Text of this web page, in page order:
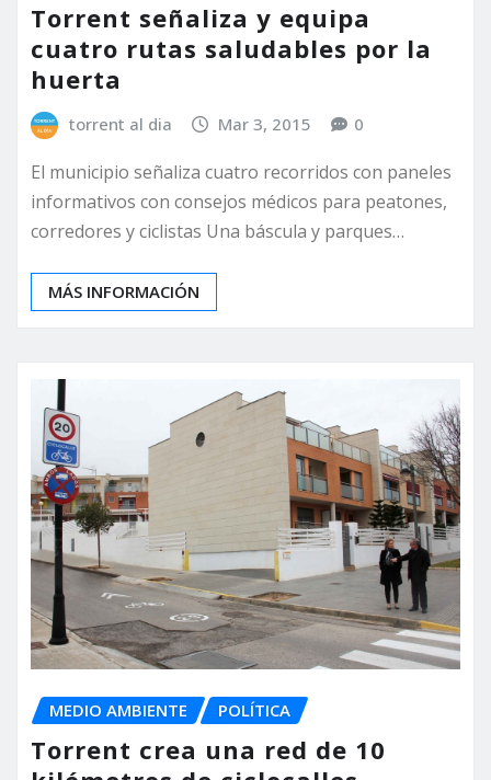
Torrent señaliza y equipa
cuatro rutas saludables por la
huerta
torrent al dia Mar 3, 2015 0
El municipio señaliza cuatro recorridos con paneles
informativos con consejos médicos para peatones,
corredores y ciclistas Una báscula y parques…
MÁS INFORMACIÓN
MEDIO AMBIENTE POLÍTICA
Torrent crea una red de 10